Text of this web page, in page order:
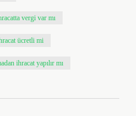
vergi var mı
ücretli mi
ihracat yapılır mı